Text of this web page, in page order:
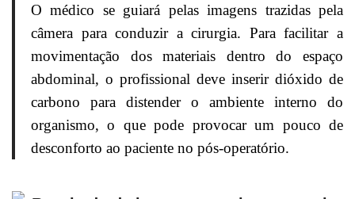
O médico se guiará pelas imagens trazidas pela
câmera para conduzir a cirurgia. Para facilitar a
movimentação dos materiais dentro do espaço
abdominal, o profissional deve inserir dióxido de
carbono para distender o ambiente interno do
organismo, o que pode provocar um pouco de
desconforto ao paciente no pós-operatório.